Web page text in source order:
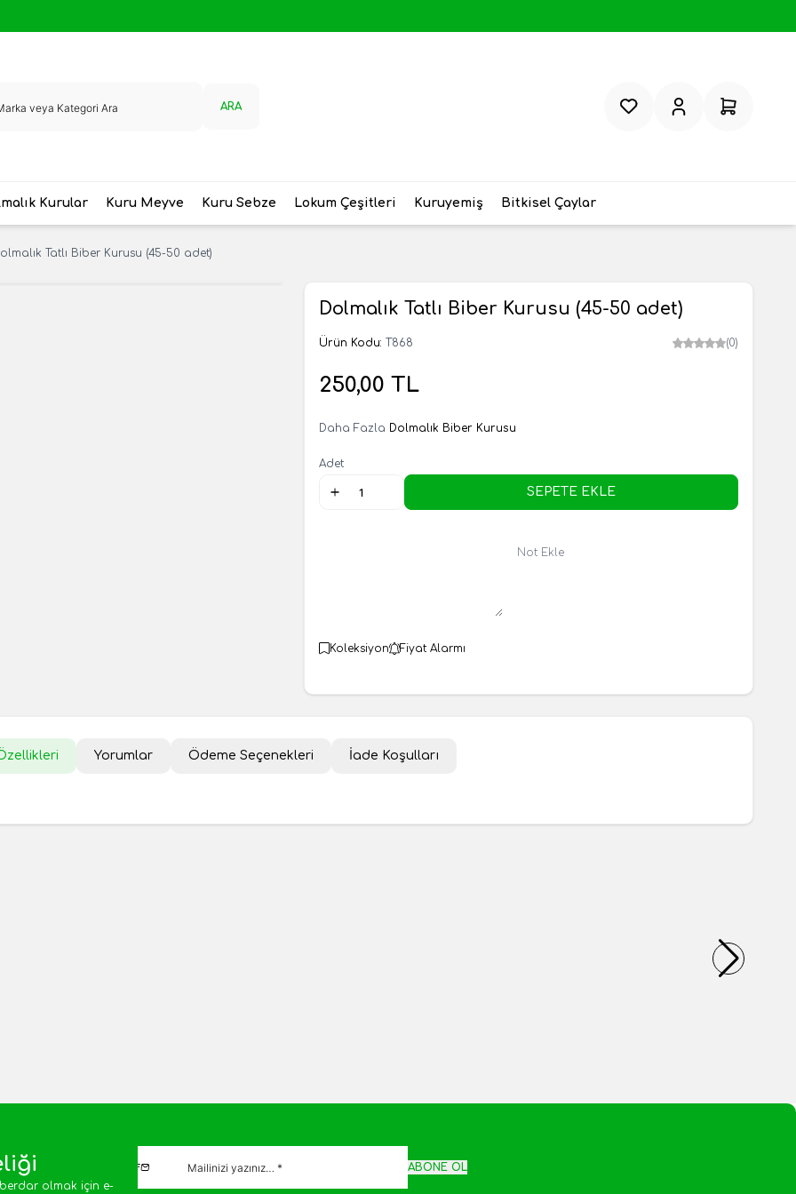
ARA FavorilerimHesabım Sepetim
Kurular Kuru Meyve Kuru Sebze Lokum Çeşitleri Kuruyemiş Bitkisel Çaylar
Tatlı Biber Kurusu (45-50 adet)
Dolmalık Tatlı Biber Kurusu (45-50 adet)
Ürün Kodu: T868 (0)
250,00 TL
Daha Fazla Dolmalık Biber Kurusu
Adet
SEPETE EKLE
Not Ekle
Koleksiyon Fiyat Alarmı
Yorumlar Ödeme Seçenekleri İade Koşulları
olmak için e-
ABONE OL